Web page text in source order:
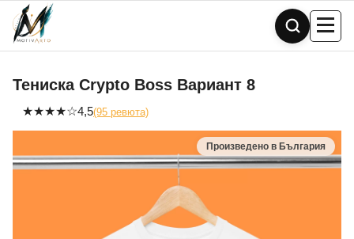
Skip
content
Тениска Crypto Boss Вариант 8
★★★★☆4,5(95 ревюта)